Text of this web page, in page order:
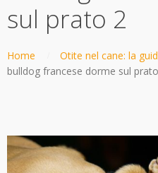
sul prato 2
Home
Otite nel cane: la
bulldog francese dorme sul